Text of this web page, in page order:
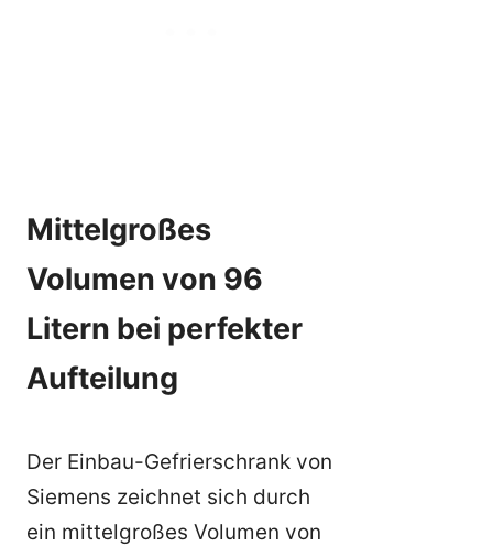
Mittelgroßes
Volumen von 96
Litern bei perfekter
Aufteilung
Der Einbau-Gefrierschrank von
Siemens zeichnet sich durch
ein mittelgroßes Volumen von